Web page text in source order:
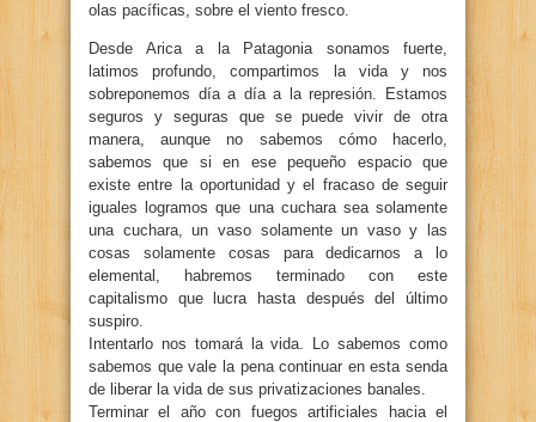
olas pacíficas, sobre el viento fresco.
Desde Arica a la Patagonia sonamos fuerte,
latimos profundo, compartimos la vida y nos
sobreponemos día a día a la represión. Estamos
seguros y seguras que se puede vivir de otra
manera, aunque no sabemos cómo hacerlo,
sabemos que si en ese pequeño espacio que
existe entre la oportunidad y el fracaso de seguir
iguales logramos que una cuchara sea solamente
una cuchara, un vaso solamente un vaso y las
cosas solamente cosas para dedicarnos a lo
elemental, habremos terminado con este
capitalismo que lucra hasta después del último
suspiro.
Intentarlo nos tomará la vida. Lo sabemos como
sabemos que vale la pena continuar en esta senda
de liberar la vida de sus privatizaciones banales.
Terminar el año con fuegos artificiales hacia el